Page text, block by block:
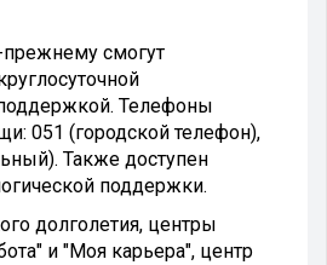
смогут
Телефоны
051 (городской телефон),
Также доступен
поддержки.
долголетия, центры
и "Моя карьера", центр